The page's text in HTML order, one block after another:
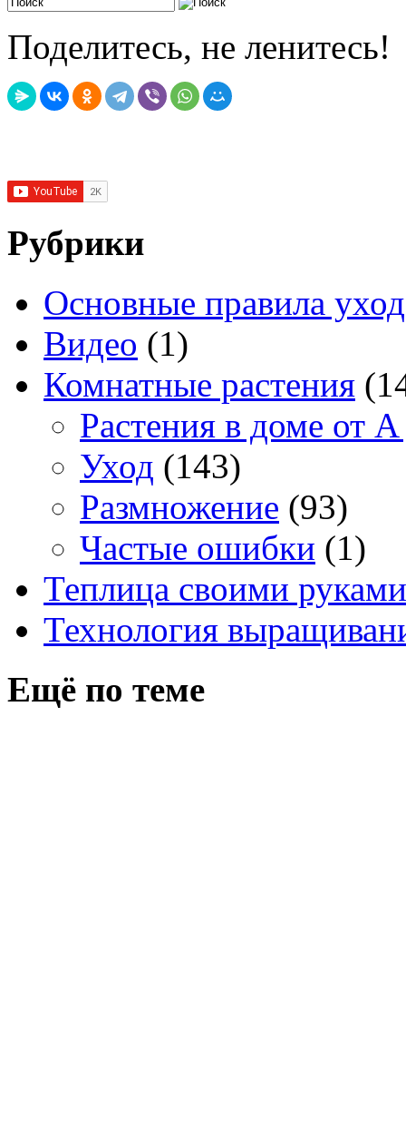
Поделитесь, не ленитесь!
Рубрики
Основные правила
Видео (1)
Комнатные растения
Растения в доме от
Уход (143)
Размножение (93)
Частые ошибки (1)
Теплица своими руками
Технология
Ещё по теме